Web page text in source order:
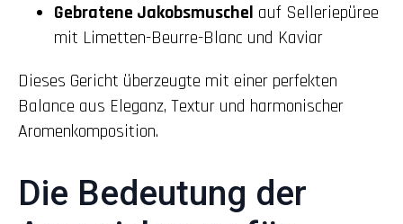
Gebratene Jakobsmuschel auf Selleriepüree
mit Limetten-Beurre-Blanc und Kaviar
Dieses Gericht überzeugte mit einer perfekten
Balance aus Eleganz, Textur und harmonischer
Aromenkomposition.
Die Bedeutung der